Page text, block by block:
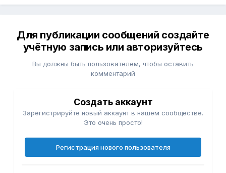
Для публикации сообщений создайте
учётную запись или авторизуйтесь
Вы должны быть пользователем, чтобы оставить
комментарий
Создать аккаунт
Зарегистрируйте новый аккаунт в нашем сообществе.
Это очень просто!
Регистрация нового пользователя